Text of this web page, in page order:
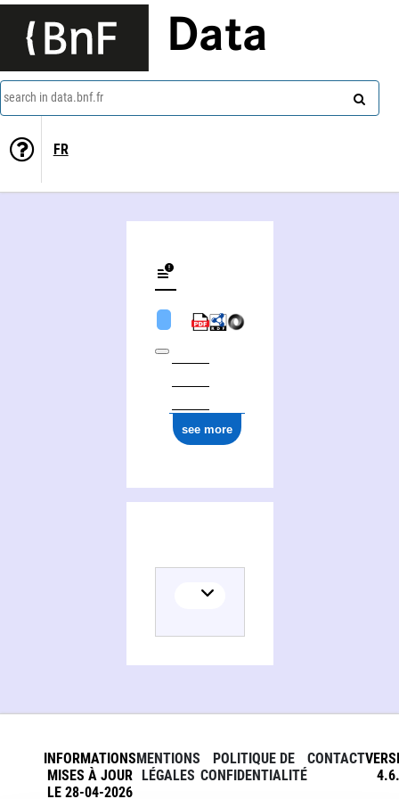
Data
search in data.bnf.fr
FR
see more
INFORMATIONS
MISES À JOUR
LE 28-04-2026
MENTIONS
LÉGALES
POLITIQUE DE
CONFIDENTIALITÉ
CONTACT